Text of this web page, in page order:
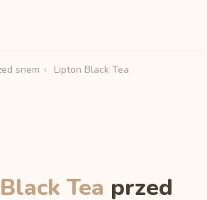
snem › Lipton Black Tea
Tea przed